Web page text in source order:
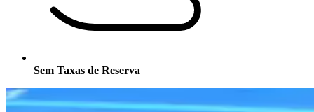
Sem Taxas de Reserva